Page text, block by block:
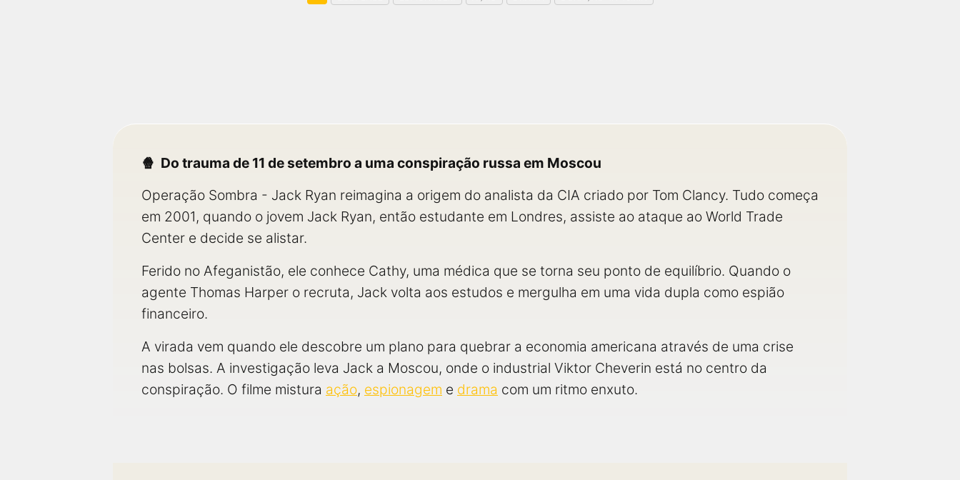
Do trauma de 11 de setembro a uma conspiração russa em Moscou
Operação Sombra - Jack Ryan reimagina a origem do analista da CIA criado por Tom Clancy. Tudo começa
em 2001, quando o jovem Jack Ryan, então estudante em Londres, assiste ao ataque ao World Trade
Center e decide se alistar.
Ferido no Afeganistão, ele conhece Cathy, uma médica que se torna seu ponto de equilíbrio. Quando o
agente Thomas Harper o recruta, Jack volta aos estudos e mergulha em uma vida dupla como espião
financeiro.
A virada vem quando ele descobre um plano para quebrar a economia americana através de uma crise
nas bolsas. A investigação leva Jack a Moscou, onde o industrial Viktor Cheverin está no centro da
conspiração. O filme mistura ação, espionagem e drama com um ritmo enxuto.